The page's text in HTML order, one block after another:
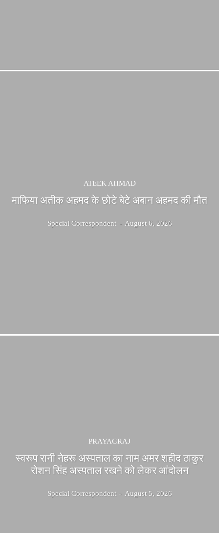
ATEEK AHMAD
माफिया अतीक अहमद के छोटे बेटे अबान अहमद की मौत
Special Correspondent - August 6, 2026
PRAYAGRAJ
स्वरूप रानी नेहरू अस्पताल का नाम अमर शहीद ठाकुर
रोशन सिंह अस्पताल रखने को लेकर आंदोलन
Special Correspondent - August 5, 2026